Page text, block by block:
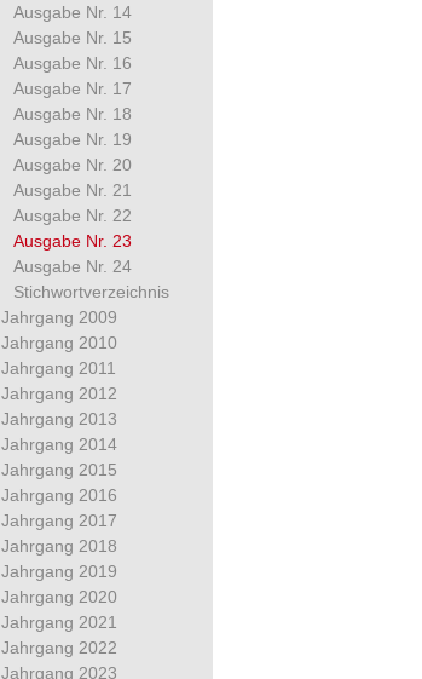
Ausgabe Nr. 14
Ausgabe Nr. 15
Ausgabe Nr. 16
Ausgabe Nr. 17
Ausgabe Nr. 18
Ausgabe Nr. 19
Ausgabe Nr. 20
Ausgabe Nr. 21
Ausgabe Nr. 22
Ausgabe Nr. 23
Ausgabe Nr. 24
Stichwortverzeichnis
Jahrgang 2009
Jahrgang 2010
Jahrgang 2011
Jahrgang 2012
Jahrgang 2013
Jahrgang 2014
Jahrgang 2015
Jahrgang 2016
Jahrgang 2017
Jahrgang 2018
Jahrgang 2019
Jahrgang 2020
Jahrgang 2021
Jahrgang 2022
Jahrgang 2023